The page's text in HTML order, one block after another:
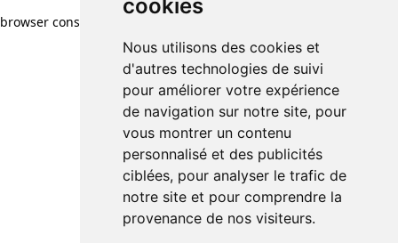
cookies
Nous utilisons des cookies et
d'autres technologies de suivi
pour améliorer votre expérience
de navigation sur notre site, pour
vous montrer un contenu
personnalisé et des publicités
ciblées, pour analyser le trafic de
notre site et pour comprendre la
provenance de nos visiteurs.
browser console for more information)